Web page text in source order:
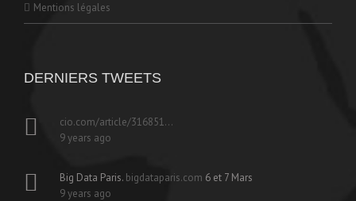
Mentions légales
DERNIERS TWEETS
cio.com/article/316851…
9 years ago
Big Data Paris. bigdataparis.com 6 et 7 Mars
9 years ago